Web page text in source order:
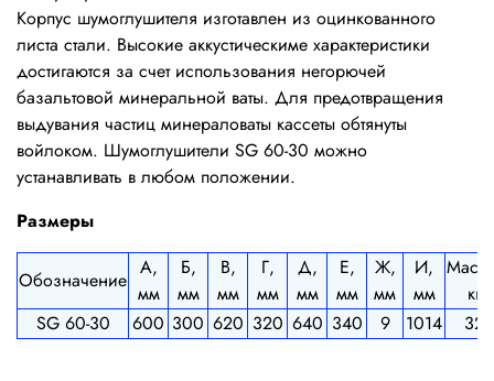
Корпус шумоглушителя изготавлен из оцинкованного
листа стали. Высокие аккустическиме характеристики
достигаются за счет использования негорючей
базальтовой минеральной ваты. Для предотвращения
выдувания частиц минераловаты кассеты обтянуты
войлоком. Шумоглушители SG 60-30 можно
устанавливать в любом положении.
Размеры
Обозначение
А,
мм
Б,
мм
В,
мм
Г,
мм
Д,
мм
Е,
мм
Ж,
мм
И,
мм
кг
SG 60-30
600 300 620 320 640 340 9 1014 32